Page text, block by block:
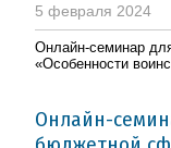
5 февраля 2024
Онлайн-семинар
«Особенности
Онлайн-